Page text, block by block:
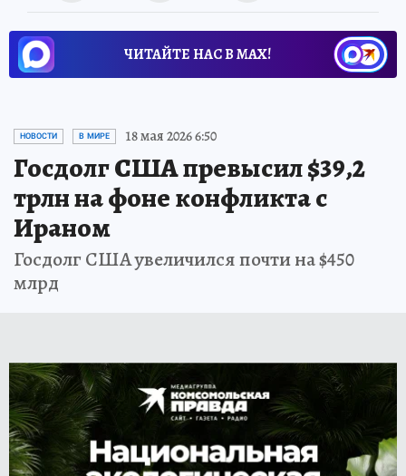
ЧИТАЙТЕ НАС В МАХ!
НОВОСТИ В МИРЕ 18 мая 2026 6:50
Госдолг США превысил $39,2
трлн на фоне конфликта с
Ираном
Госдолг США увеличился почти на $450
млрд